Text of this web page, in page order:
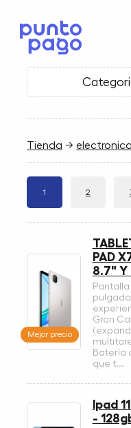
Tienda →electronica
1 2
Mejor precio
PAD
8.7" Y
Pantalla
Gran
Batería
que t...
Ipad
-